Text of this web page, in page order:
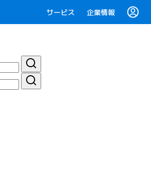
サービス 企業情報